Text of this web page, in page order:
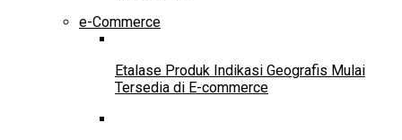
e-Commerce
Etalase Produk Indikasi Geografis Mulai
Tersedia di E-commerce